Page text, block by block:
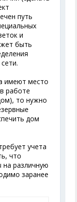
путь
и
быть
имеют место
работе
то нужно
дом
учета
что
на различную
заранее